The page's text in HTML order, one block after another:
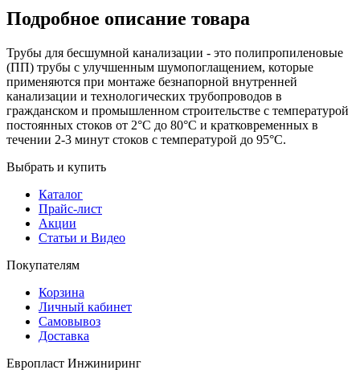
Подробное описание товара
Трубы для бесшумной канализации - это полипропиленовые
(ПП) трубы с улучшенным шумопоглащением, которые
применяются при монтаже безнапорной внутренней
канализации и технологических трубопроводов в
гражданском и промышленном строительстве с температурой
постоянных стоков от 2°С до 80°С и кратковременных в
течении 2-3 минут стоков с температурой до 95°С.
Выбрать и купить
Каталог
Прайс-лист
Акции
Статьи и Видео
Покупателям
Корзина
Личный кабинет
Самовывоз
Доставка
Европласт Инжиниринг